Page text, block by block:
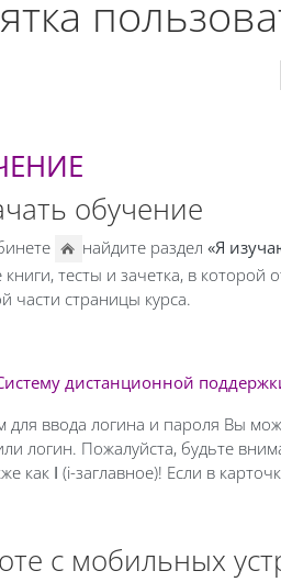
обучение
найдите раздел «Я
тесты и зачетка, в
части страницы курса.
дистанционной
ввода логина и пароля Вы
логин. Пожалуйста, будьте
как I (i-заглавное)! Если в
с мобильных